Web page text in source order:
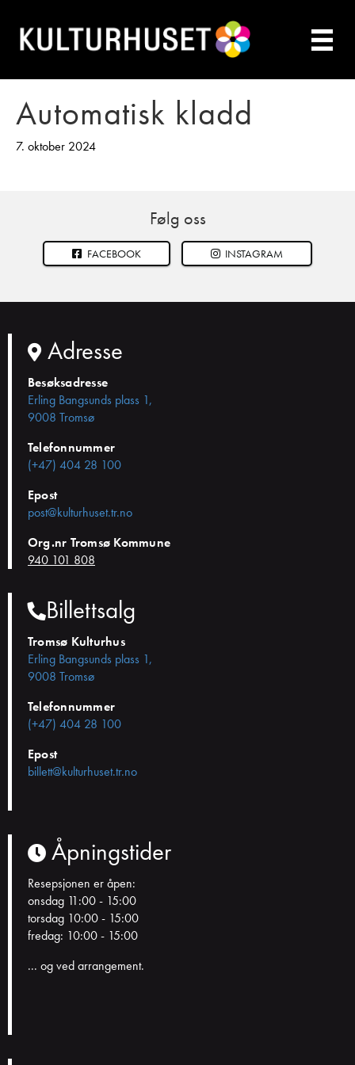
Automatisk kladd
7. oktober 2024
Følg oss
FACEBOOK INSTAGRAM
Adresse
Besøksadresse
Erling Bangsunds plass 1,
9008 Tromsø
Telefonnummer
(+47) 404 28 100
Epost
post@kulturhuset.tr.no
Org.nr Tromsø Kommune
940 101 808
Billettsalg
Tromsø Kulturhus
Erling Bangsunds plass 1,
9008 Tromsø
Telefonnummer
(+47) 404 28 100
Epost
billett@kulturhuset.tr.no
Åpningstider
Resepsjonen er åpen:
onsdag 11:00 - 15:00
torsdag 10:00 - 15:00
fredag: 10:00 - 15:00
... og ved arrangement.